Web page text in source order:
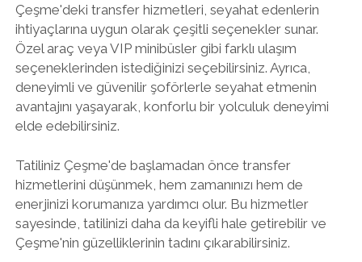
Çeşme'deki transfer hizmetleri, seyahat edenlerin
ihtiyaçlarına uygun olarak çeşitli seçenekler sunar.
Özel araç veya VIP minibüsler gibi farklı ulaşım
seçeneklerinden istediğinizi seçebilirsiniz. Ayrıca,
deneyimli ve güvenilir şoförlerle seyahat etmenin
avantajını yaşayarak, konforlu bir yolculuk deneyimi
elde edebilirsiniz.
Tatiliniz Çeşme'de başlamadan önce transfer
hizmetlerini düşünmek, hem zamanınızı hem de
enerjinizi korumanıza yardımcı olur. Bu hizmetler
sayesinde, tatilinizi daha da keyifli hale getirebilir ve
Çeşme'nin güzelliklerinin tadını çıkarabilirsiniz.